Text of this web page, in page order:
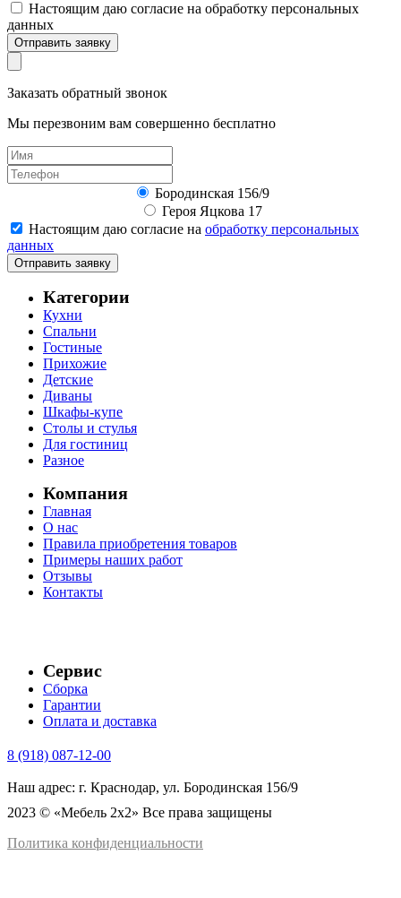
Настоящим даю согласие на обработку персональных
данных
Отправить заявку
Заказать обратный звонок
Мы перезвоним вам совершенно бесплатно
Бородинская 156/9
Героя Яцкова 17
Настоящим даю согласие на обработку персональных
данных
Отправить заявку
Категории
Кухни
Спальни
Гостиные
Прихожие
Детские
Диваны
Шкафы-купе
Столы и стулья
Для гостиниц
Разное
Компания
Главная
О нас
Правила приобретения товаров
Примеры наших работ
Отзывы
Контакты
Сервис
Сборка
Гарантии
Оплата и доставка
8 (918) 087-12-00
Наш адрес: г. Краснодар, ул. Бородинская 156/9
2023 © «Мебель 2x2» Все права защищены
Политика конфиденциальности